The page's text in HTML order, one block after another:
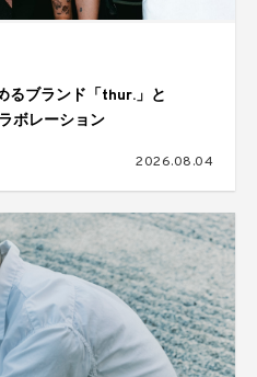
るブランド「thur.」と
ボレーション
2026.08.04